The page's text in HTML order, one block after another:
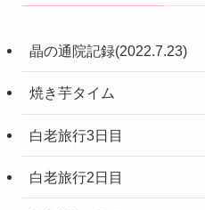
晶の通院記録(2022.7.23)
焼き芋タイム
白老旅行3日目
白老旅行2日目